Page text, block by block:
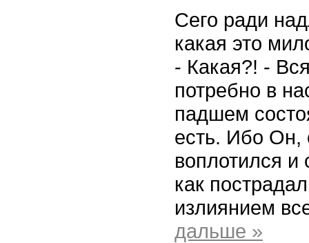
Сего ради
какая это
- Какая?! -
потребно в
падшем
есть. Ибо Он,
воплотился и
как
излиянием
дальше »